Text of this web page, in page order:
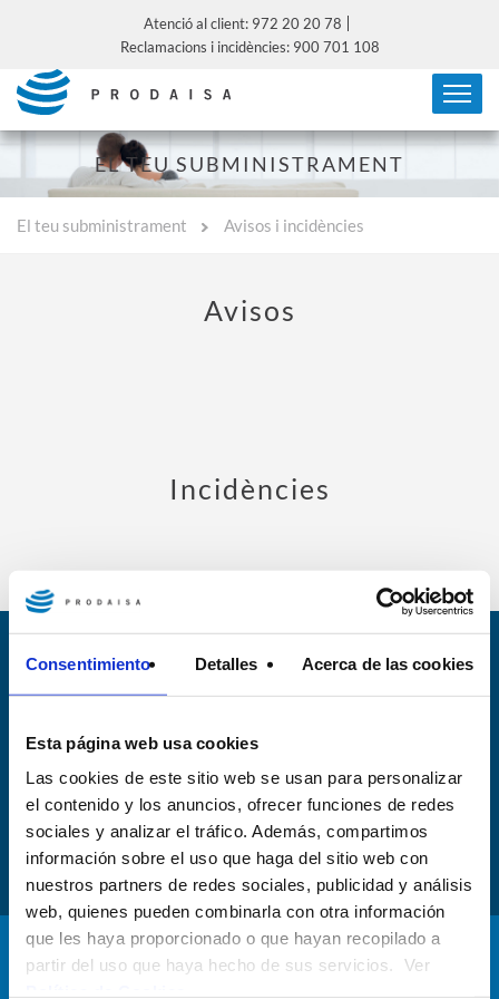
Consentimiento Detalles Acerca de las cookies
Esta página web usa cookies
Las cookies de este sitio web se usan para personalizar
el contenido y los anuncios, ofrecer funciones de redes
sociales y analizar el tráfico. Además, compartimos
información sobre el uso que haga del sitio web con
nuestros partners de redes sociales, publicidad y análisis
web, quienes pueden combinarla con otra información
que les haya proporcionado o que hayan recopilado a
partir del uso que haya hecho de sus servicios. Ver
Atenció al client: 972 20 20 78
Reclamacions i incidències: 900 701 108
EL TEU SUBMINISTRAMENT
El teu subministrament Avisos i incidències
Avisos
Incidències
Segueix-nos a les nostres xarxes
socials
Tot el que necessitis saber a través dels nostres canals de
Facebook, Youtube, Linkedin i Instagram. Segueix-nos!
Atenció al client: 972 20 20 78
Reclamacions i incidències: 900 701 108